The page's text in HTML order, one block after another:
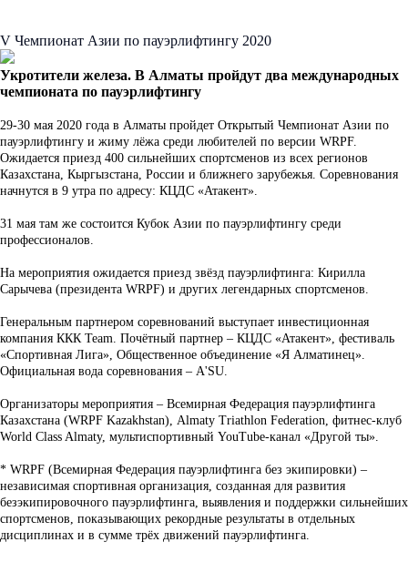
V Чемпионат Азии по пауэрлифтингу 2020
Укротители железа. В Алматы пройдут два международных
чемпионата по пауэрлифтингу
29-30 мая 2020 года в Алматы пройдет Открытый Чемпионат Азии по
пауэрлифтингу и жиму лёжа среди любителей по версии WRPF.
Ожидается приезд 400 сильнейших спортсменов из всех регионов
Казахстана, Кыргызстана, России и ближнего зарубежья. Соревнования
начнутся в 9 утра по адресу: КЦДС «Атакент».
31 мая там же состоится Кубок Азии по пауэрлифтингу среди
профессионалов.
На мероприятия ожидается приезд звёзд пауэрлифтинга: Кирилла
Сарычева (президента WRPF) и других легендарных спортсменов.
Генеральным партнером соревнований выступает инвестиционная
компания ККК Team. Почётный партнер – КЦДС «Атакент», фестиваль
«Спортивная Лига», Общественное объединение «Я Алматинец».
Официальная вода соревнования – A'SU.
Организаторы мероприятия – Всемирная Федерация пауэрлифтинга
Казахстана (WRPF Kazakhstan), Almaty Triathlon Federation, фитнес-клуб
World Class Almaty, мультиспортивный YouTube-канал «Другой ты».
* WRPF (Всемирная Федерация пауэрлифтинга без экипировки) –
независимая спортивная организация, созданная для развития
безэкипировочного пауэрлифтинга, выявления и поддержки сильнейших
спортсменов, показывающих рекордные результаты в отдельных
дисциплинах и в сумме трёх движений пауэрлифтинга.